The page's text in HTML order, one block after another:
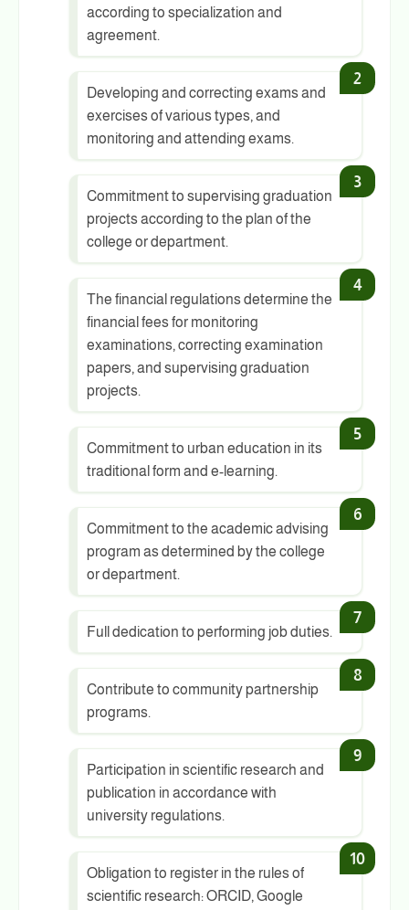
according to specialization and
agreement.
Developing and correcting exams and
exercises of various types, and
monitoring and attending exams.
Commitment to supervising graduation
projects according to the plan of the
college or department.
The financial regulations determine the
financial fees for monitoring
examinations, correcting examination
papers, and supervising graduation
projects.
Commitment to urban education in its
traditional form and e-learning.
Commitment to the academic advising
program as determined by the college
or department.
Full dedication to performing job duties.
Contribute to community partnership
programs.
Participation in scientific research and
publication in accordance with
university regulations.
Obligation to register in the rules of
scientific research: ORCID, Google